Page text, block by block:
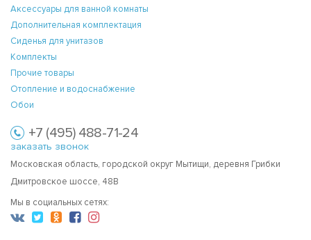
Аксессуары для ванной комнаты
Дополнительная комплектация
Сиденья для унитазов
Комплекты
Прочие товары
Отопление и водоснабжение
Обои
+7 (495) 488-71-24
заказать звонок
Московская область, городской округ Мытищи, деревня Грибки
Дмитровское шоссе, 48В
Мы в социальных сетях: